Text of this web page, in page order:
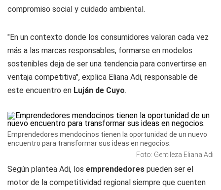
compromiso social y cuidado ambiental.
"En un contexto donde los consumidores valoran cada vez
más a las marcas responsables, formarse en modelos
sostenibles deja de ser una tendencia para convertirse en
ventaja competitiva", explica Eliana Adi, responsable de
este encuentro en Luján de Cuyo.
Emprendedores mendocinos tienen la oportunidad de un nuevo
encuentro para transformar sus ideas en negocios.
Foto: Gentileza Eliana Adi
Según plantea Adi, los emprendedores pueden ser el
motor de la competitividad regional siempre que cuenten